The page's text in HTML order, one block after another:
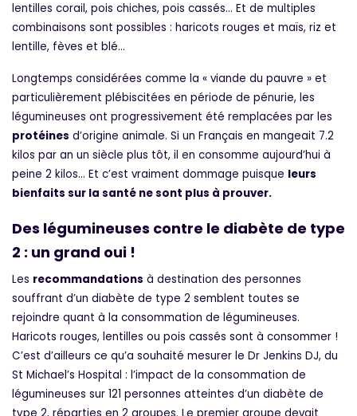
lentilles corail, pois chiches, pois cassés… Et de multiples
combinaisons sont possibles : haricots rouges et maïs, riz et
lentille, fèves et blé…
Longtemps considérées comme la « viande du pauvre » et
particulièrement plébiscitées en période de pénurie, les
légumineuses ont progressivement été remplacées par les
protéines d’origine animale. Si un Français en mangeait 7.2
kilos par an un siècle plus tôt, il en consomme aujourd’hui à
peine 2 kilos… Et c’est vraiment dommage puisque leurs
bienfaits sur la santé ne sont plus à prouver.
Des légumineuses contre le diabète de type
2 : un grand oui !
Les recommandations à destination des personnes
souffrant d’un diabète de type 2 semblent toutes se
rejoindre quant à la consommation de légumineuses.
Haricots rouges, lentilles ou pois cassés sont à consommer !
C’est d’ailleurs ce qu’a souhaité mesurer le Dr Jenkins DJ, du
St Michael’s Hospital : l’impact de la consommation de
légumineuses sur 121 personnes atteintes d’un diabète de